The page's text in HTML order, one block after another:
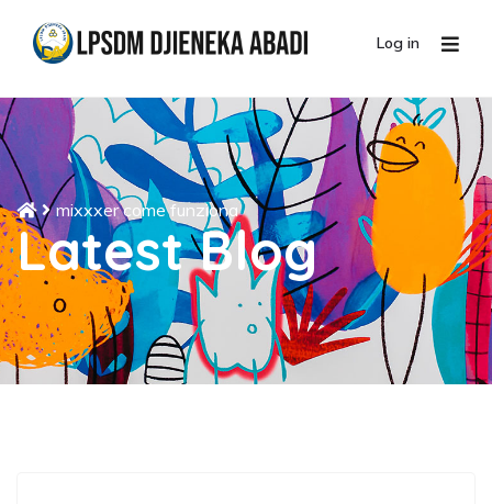
Log in
mixxxer come funziona
Latest Blog